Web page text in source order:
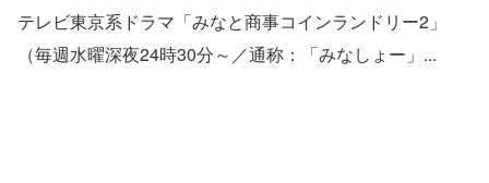
テレビ東京系ドラマ「みなと商事コインランドリー2」
（毎週水曜深夜24時30分～／通称：「みなしょー」...